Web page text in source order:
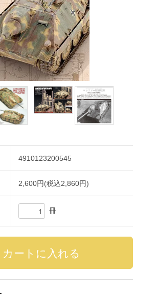
4910123200545
2,600円(税込2,860円)
冊